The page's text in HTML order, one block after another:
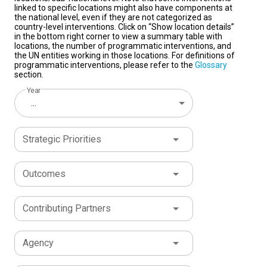
linked to specific locations might also have components at
the national level, even if they are not categorized as
country-level interventions. Click on “Show location details”
in the bottom right corner to view a summary table with
locations, the number of programmatic interventions, and
the UN entities working in those locations. For definitions of
programmatic interventions, please refer to the Glossary
section.
Year
...
Strategic Priorities
Outcomes
Contributing Partners
Agency